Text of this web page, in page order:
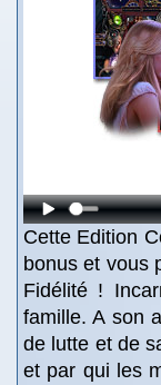
Cette Edition
bonus et vous
Fidélité !
famille. A son
de lutte et de
et par qui les